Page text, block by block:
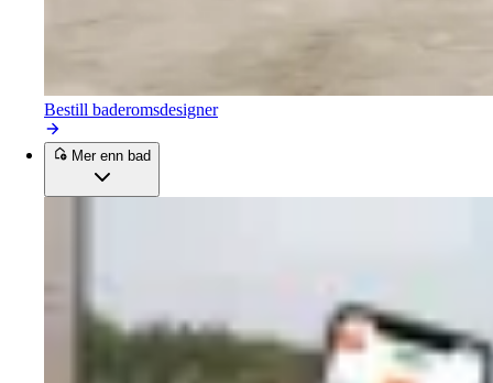
Bestill baderomsdesigner
Mer enn bad